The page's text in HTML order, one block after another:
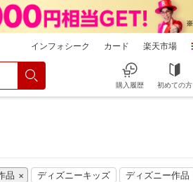
インフォシーク カード 楽天市場
購入履歴 初めての方
品 ディズニーキッズ
ディズニー作品